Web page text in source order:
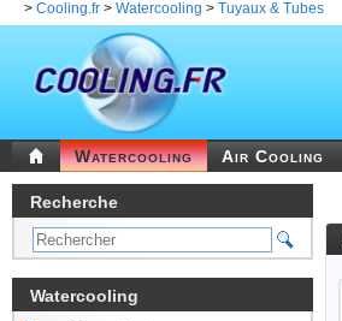
> Cooling.fr > Watercooling > Tuyaux & Tubes
Watercooling Air Cooling
Recherche
Watercooling